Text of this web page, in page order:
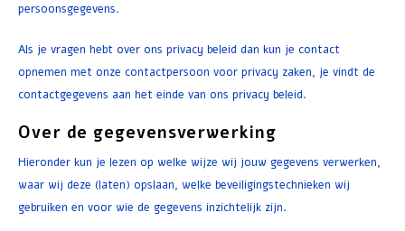
persoonsgegevens.
Als je vragen hebt over ons privacy beleid dan kun je contact
opnemen met onze contactpersoon voor privacy zaken, je vindt de
contactgegevens aan het einde van ons privacy beleid.
Over de gegevensverwerking
Hieronder kun je lezen op welke wijze wij jouw gegevens verwerken,
waar wij deze (laten) opslaan, welke beveiligingstechnieken wij
gebruiken en voor wie de gegevens inzichtelijk zijn.